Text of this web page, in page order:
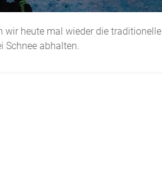
wir heute mal wieder die traditionelle
Schnee abhalten.